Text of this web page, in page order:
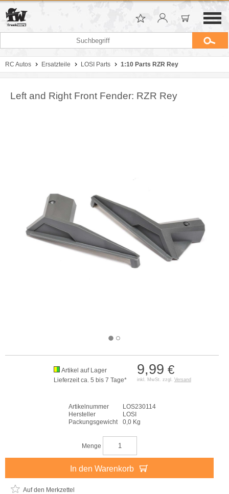
RC Autos Ersatzteile LOSI Parts 1:10 Parts RZR Rey
Left and Right Front Fender: RZR Rey
9,99 €
inkl. MwSt. zzgl. Versand
Artikel auf Lager
Lieferzeit ca. 5 bis 7 Tage*
Artikelnummer
LOS230114
Hersteller
LOSI
Packungsgewicht
0,0 Kg
Menge
In den Warenkorb
Auf den Merkzettel